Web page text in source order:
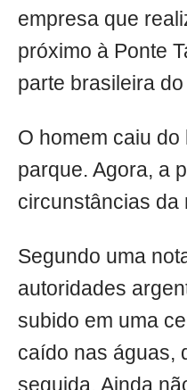
empresa que
próximo à Ponte
parte brasileira
O homem caiu
parque. Agora, a
circunstâncias da
Segundo uma
autoridades
subido em uma
caído nas águas,
seguida. Ainda